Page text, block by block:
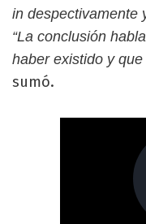
in despectivamente
“La conclusión
haber existido y
sumó.